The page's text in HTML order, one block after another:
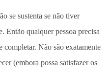
se sustenta se não tiver
Então qualquer pessoa precisa
completar. Não são exatamente
(embora possa satisfazer os